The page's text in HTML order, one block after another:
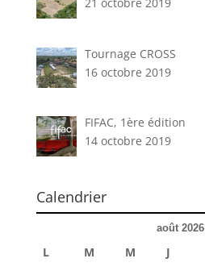
Tournage CROSS
16 octobre 2019
FIFAC, 1ère édition
14 octobre 2019
Calendrier
août 2026
L M M J